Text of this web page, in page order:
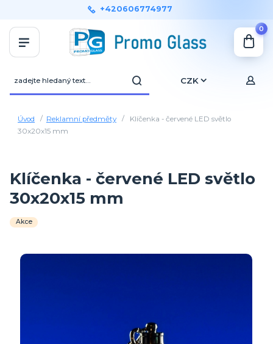
CZK
+420606774977
0
Úvod Reklamní předměty
Klíčenka - červené LED světlo
30x20x15 mm
Klíčenka - červené LED světlo
30x20x15 mm
Akce